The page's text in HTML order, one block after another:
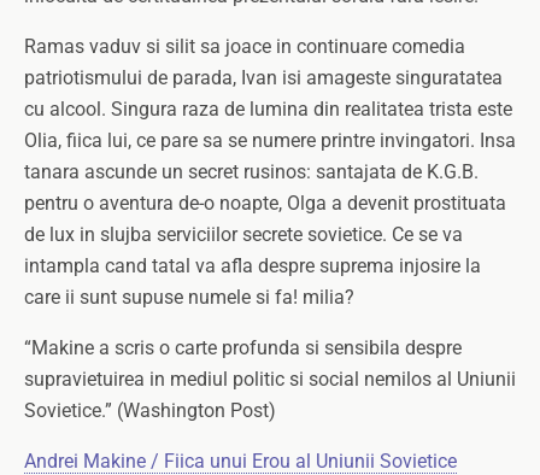
Ramas vaduv si silit sa joace in continuare comedia
patriotismului de parada, Ivan isi amageste singuratatea
cu alcool. Singura raza de lumina din realitatea trista este
Olia, fiica lui, ce pare sa se numere printre invingatori. Insa
tanara ascunde un secret rusinos: santajata de K.G.B.
pentru o aventura de-o noapte, Olga a devenit prostituata
de lux in slujba serviciilor secrete sovietice. Ce se va
intampla cand tatal va afla despre suprema injosire la
care ii sunt supuse numele si fa! milia?
“Makine a scris o carte profunda si sensibila despre
supravietuirea in mediul politic si social nemilos al Uniunii
Sovietice.” (Washington Post)
Andrei Makine / Fiica unui Erou al Uniunii Sovietice